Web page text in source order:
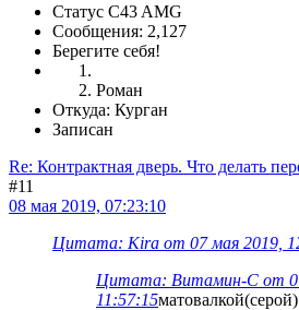
Статус C43 AMG
Сообщения: 2,127
Берегите себя!
Роман
Откуда: Курган
Записан
Re: Контрактная дверь. Что делать
#11
08 мая 2019, 07:23:10
Цитата: Kira от 07 мая 2019,
Цитата: Витамин-С от
11:57:15матовалкой(серой)